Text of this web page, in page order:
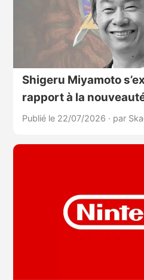
Shigeru Miyamoto
rapport à la
Publié le 22/07/2026 · par